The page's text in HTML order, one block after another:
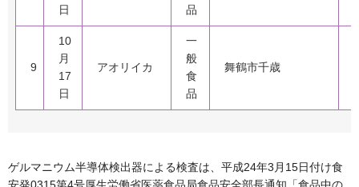
日
品
9
10
月
17
日
アオリイカ
一
般
食
品
舞鶴市千歳
ゲルマニウム半導体検出器による検査は、平成24年3月15日付け食
安発0315第4号厚生労働省医薬食品局食品安全部長通知「食品中の